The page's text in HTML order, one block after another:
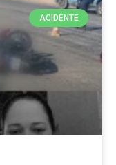
ACIDENTE